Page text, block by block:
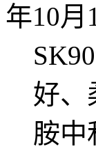
年10月
好、
胺中